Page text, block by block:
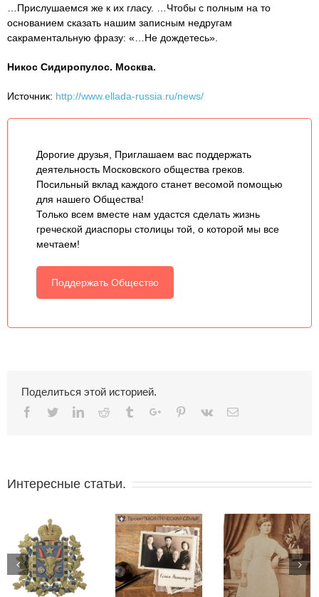
…Прислушаемся же к их гласу. …Чтобы с полным на то
основанием сказать нашим записным недругам
сакраментальную фразу: «…Не дождетесь».
Никос Сидиропулос. Москва.
Источник: http://www.ellada-russia.ru/news/
Дорогие друзья, Приглашаем вас поддержать
деятельность Московского общества греков.
Посильный вклад каждого станет весомой помощью
для нашего Общества!
Только всем вместе нам удастся сделать жизнь
греческой диаспоры столицы той, о которой мы все
мечтаем!
Поддержать Общество
Поделиться этой историей.
Facebook
TwitterLinkedinReddit TumblrGoogle+Pinterest
Vk Email
Интересные статьи.